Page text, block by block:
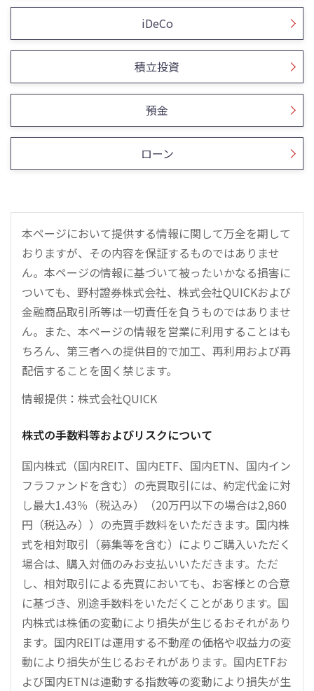
iDeCo
積立投資
預金
ローン
本ページにおいて提供する情報に関して万全を期して
おりますが、その内容を保証するものではありませ
ん。本ページの情報に基づいて被ったいかなる損害に
ついても、野村證券株式会社、株式会社QUICKおよび
金融商品取引所等は一切責任を負うものではありませ
ん。また、本ページの情報を営業に利用することはも
ちろん、第三者への提供目的で加工、再利用および再
配信することを固く禁じます。
情報提供：株式会社QUICK
株式の手数料等およびリスクについて
国内株式（国内REIT、国内ETF、国内ETN、国内イン
フラファンドを含む）の売買取引には、約定代金に対
し最大1.43％（税込み）（20万円以下の場合は2,860
円（税込み））の売買手数料をいただきます。国内株
式を相対取引（募集等を含む）によりご購入いただく
場合は、購入対価のみお支払いいただきます。ただ
し、相対取引による売買においても、お客様との合意
に基づき、別途手数料をいただくことがあります。国
内株式は株価の変動により損失が生じるおそれがあり
ます。国内REITは運用する不動産の価格や収益力の変
動により損失が生じるおそれがあります。国内ETFお
よび国内ETNは連動する指数等の変動により損失が生